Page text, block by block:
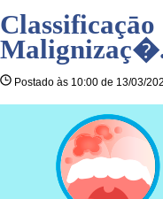
Postado às 10:00 de 13/03/